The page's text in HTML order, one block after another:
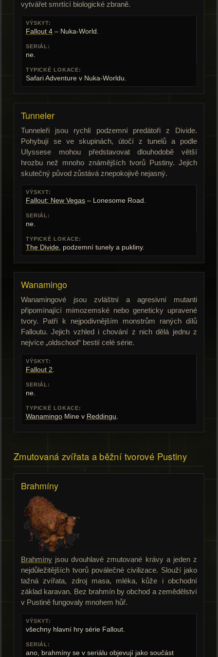
vytvářet smrtící biologické zbraně.
VÝSKYT:
Fallout 4 – Nuka-World.
SERIÁL:
ne.
TYPICKÉ LOKACE:
Safari Adventure v Nuka-Worldu.
Tunneler
Tunneleři jsou rychlí podzemní predátoři z Divide.
Pohybují se ve skupinách, útočí z tunelů a podle
Ulyssese mohou představovat dlouhodobě větší
hrozbu než mnoho známějších tvorů Pustiny. Jejich
skutečný původ zůstává znepokojivě nejasný.
VÝSKYT:
Fallout: New Vegas – Lonesome Road.
SERIÁL:
ne.
TYPICKÉ LOKACE:
The Divide, podzemní tunely a pukliny.
Wanamingo
Wanamingové jsou zvláštní a agresivní mutanti
připomínající mimozemské nebo geneticky upravené
tvory. Patří k nejpodivnějším monstrům raných dílů
Falloutu. Jejich vzhled i chování z nich dělá jednu z
nejvíce „oldschool“ bestií celé série.
VÝSKYT:
Fallout 2.
SERIÁL:
ne.
TYPICKÉ LOKACE:
Wanamingo Mine v Reddingu.
Zmutovaná zvířata a běžní tvorové Pustiny
Brahmíny
Brahmíny jsou dvouhlavé zmutované krávy a jeden z
nejdůležitějších tvorů poválečné civilizace. Slouží jako
tažná zvířata, zdroj masa, mléka, kůže i obchodní
základ karavan. Bez brahmín by obchod a zemědělství
v Pustině fungovaly mnohem hůř.
VÝSKYT:
všechny hlavní hry série Fallout.
SERIÁL:
ano, brahmíny se v seriálu objevují jako součást